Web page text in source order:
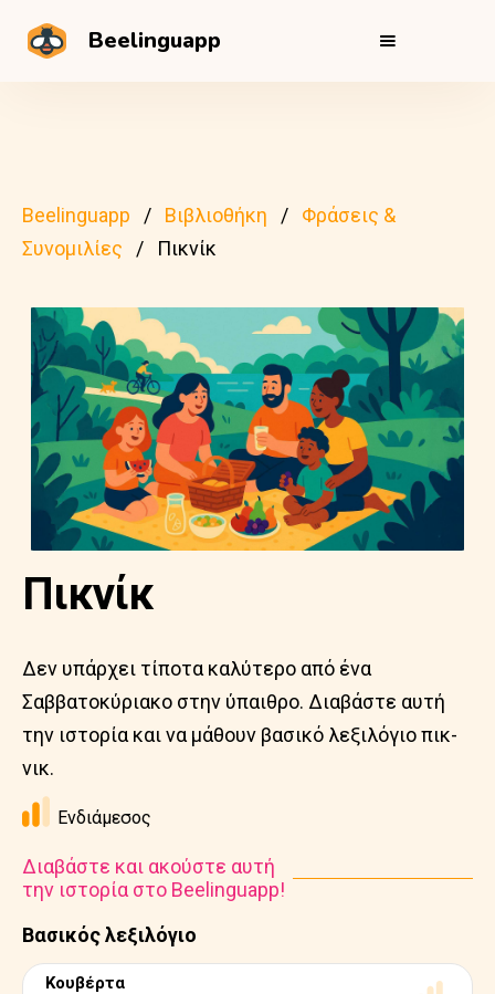
Beelinguapp
Beelinguapp Βιβλιοθήκη
Φράσεις &
Συνομιλίες
Πικνίκ
Βασικός λεξιλόγιο
Κουβέρτα
Πικνίκ
Δεν υπάρχει τίποτα καλύτερο από ένα
Σαββατοκύριακο στην ύπαιθρο. Διαβάστε αυτή
την ιστορία και να μάθουν βασικό λεξιλόγιο πικ-
νικ.
Ενδιάμεσος
Διαβάστε και ακούστε αυτή
την ιστορία στο Beelinguapp!